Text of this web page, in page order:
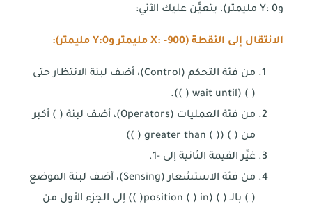
وY: 0 مليمتر)، يتعيَّن عليك الآتي:
الانتقال إلى النقطة (X: -900 مليمتر وY:0 مليمتر):
من فئة التحكم (Control)، أضف لبنة الانتظار حتى
( ) (wait until ( )).
من فئة العمليات (Operators)، أضف لبنة ( ) أكبر
من ( ) (( ) greater than ( ))
غيِّر القيمة الثانية إلى -1.
من فئة الاستشعار (Sensing)، أضف لبنة الموضع
( ) بالـ ( ) (position ( ) in( )) إلى الجزء الأول من